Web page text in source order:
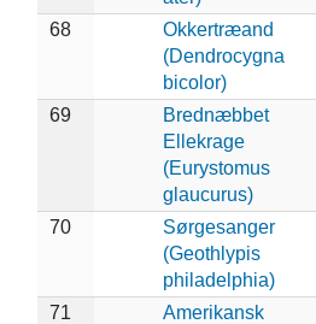
68
Okkertræand
(Dendrocygna
bicolor)
69
Brednæbbet
Ellekrage
(Eurystomus
glaucurus)
70
Sørgesanger
(Geothlypis
philadelphia)
71
Amerikansk